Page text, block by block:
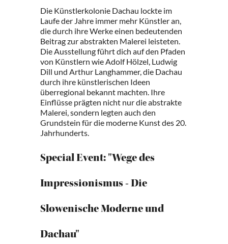
Die Künstlerkolonie Dachau lockte im
Laufe der Jahre immer mehr Künstler an,
die durch ihre Werke einen bedeutenden
Beitrag zur abstrakten Malerei leisteten.
Die Ausstellung führt dich auf den Pfaden
von Künstlern wie Adolf Hölzel, Ludwig
Dill und Arthur Langhammer, die Dachau
durch ihre künstlerischen Ideen
überregional bekannt machten. Ihre
Einflüsse prägten nicht nur die abstrakte
Malerei, sondern legten auch den
Grundstein für die moderne Kunst des 20.
Jahrhunderts.
Special Event: "Wege des
Impressionismus - Die
Slowenische Moderne und
Dachau"